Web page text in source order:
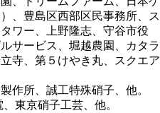
、豊島区西部区民事務所、ス
ワー、上野隆志、守谷市役
サービス、堀越農園、カタラ
寺、第５けやき丸、スクエア
作所、誠工特殊硝子、他。
東京硝子工芸、他。